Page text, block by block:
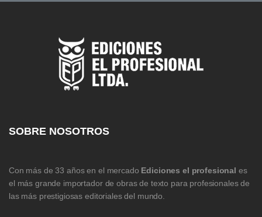
SOBRE NOSOTROS
Con más de 33 años en el mercado Ediciones el profesional es
el más grande importador de obras de texto para profesionales de
las más prestigiosas editoriales del mundo.